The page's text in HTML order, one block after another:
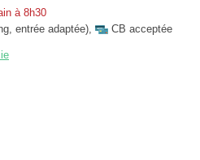
à 8h30
entrée adaptée), CB acceptée